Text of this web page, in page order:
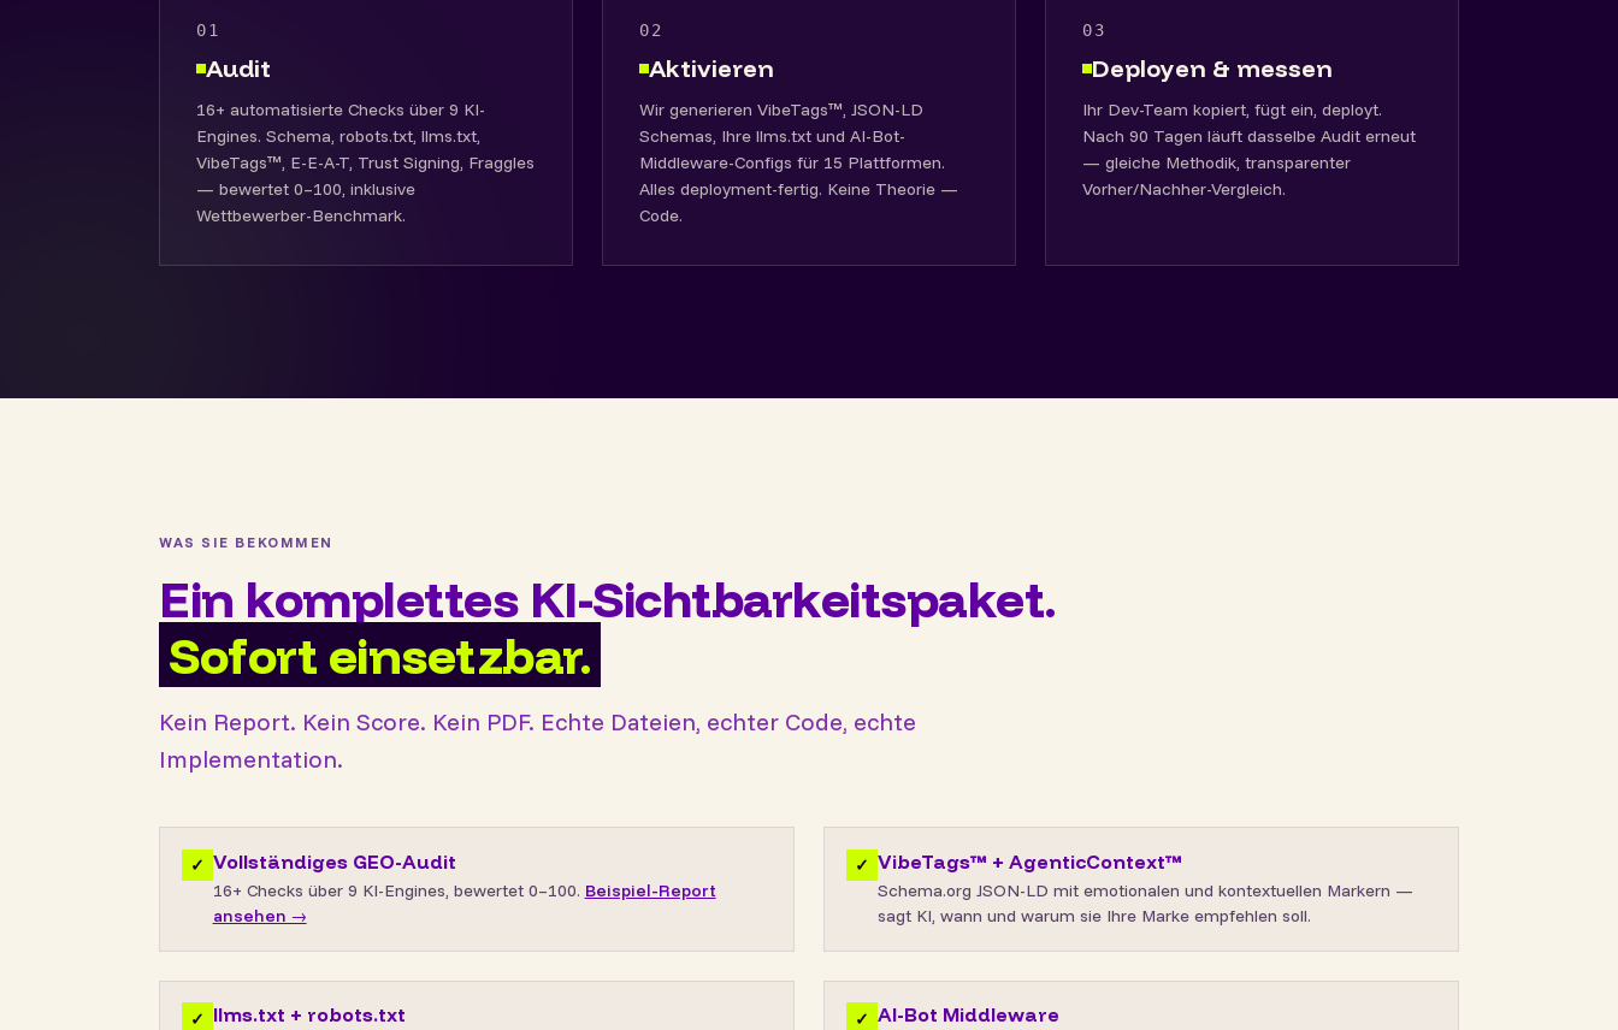
01
Audit
16+ automatisierte Checks über 9 KI-
Engines. Schema, robots.txt, llms.txt,
VibeTags™, E-E-A-T, Trust Signing, Fraggles
— bewertet 0–100, inklusive
Wettbewerber-Benchmark.
02
Aktivieren
Wir generieren VibeTags™, JSON-LD
Schemas, Ihre llms.txt und AI-Bot-
Middleware-Configs für 15 Plattformen.
Alles deployment-fertig. Keine Theorie —
Code.
03
Deployen & messen
Ihr Dev-Team kopiert, fügt ein, deployt.
Nach 90 Tagen läuft dasselbe Audit erneut
— gleiche Methodik, transparenter
Vorher/Nachher-Vergleich.
WAS SIE BEKOMMEN
Ein komplettes KI-Sichtbarkeitspaket.
Sofort einsetzbar.
Kein Report. Kein Score. Kein PDF. Echte Dateien, echter Code, echte
Implementation.
✓ Vollständiges GEO-Audit
16+ Checks über 9 KI-Engines, bewertet 0–100. Beispiel-Report
ansehen →
✓ VibeTags™ + AgenticContext™
Schema.org JSON-LD mit emotionalen und kontextuellen Markern —
sagt KI, wann und warum sie Ihre Marke empfehlen soll.
✓ llms.txt + robots.txt ✓ AI-Bot Middleware